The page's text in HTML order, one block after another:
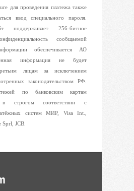
для проведения платежа также
ввод специального пароля.
поддерживает 256-битное
сообщаемой
обеспечивается АО
информация не будет
лицам за исключением
законодательством РФ.
по банковским картам
в строгом соответствии с
систем МИР, Visa Int.,
Sprl, JCB.